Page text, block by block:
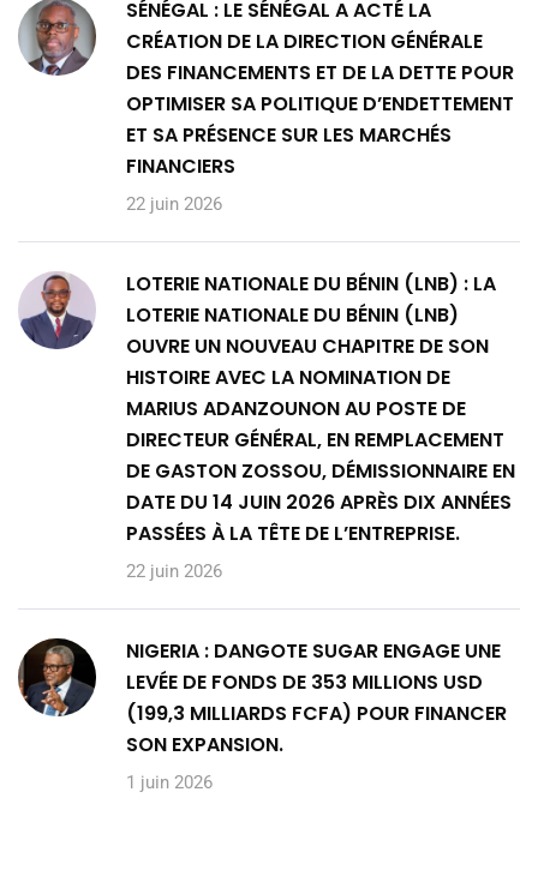
SÉNÉGAL : LE SÉNÉGAL A ACTÉ LA
CRÉATION DE LA DIRECTION GÉNÉRALE
DES FINANCEMENTS ET DE LA DETTE POUR
OPTIMISER SA POLITIQUE D’ENDETTEMENT
ET SA PRÉSENCE SUR LES MARCHÉS
FINANCIERS
22 juin 2026
LOTERIE NATIONALE DU BÉNIN (LNB) : LA
LOTERIE NATIONALE DU BÉNIN (LNB)
OUVRE UN NOUVEAU CHAPITRE DE SON
HISTOIRE AVEC LA NOMINATION DE
MARIUS ADANZOUNON AU POSTE DE
DIRECTEUR GÉNÉRAL, EN REMPLACEMENT
DE GASTON ZOSSOU, DÉMISSIONNAIRE EN
DATE DU 14 JUIN 2026 APRÈS DIX ANNÉES
PASSÉES À LA TÊTE DE L’ENTREPRISE.
22 juin 2026
NIGERIA : DANGOTE SUGAR ENGAGE UNE
LEVÉE DE FONDS DE 353 MILLIONS USD
(199,3 MILLIARDS FCFA) POUR FINANCER
SON EXPANSION.
1 juin 2026